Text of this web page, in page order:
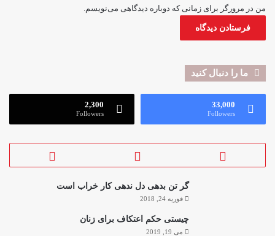
من در مرورگر برای زمانی که دوباره دیدگاهی می‌نویسم.
ما را دنبال کنید
33,000
Followers
2,300
Followers
گر تن بدهی دل ندهی کار خراب است
فوریه 24, 2018
چیستی حکم اعتکاف برای زنان
می 19, 2019